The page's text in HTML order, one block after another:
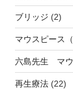
ブリッジ (2)
マウスピース
六島先生 マウ
再生療法(22)